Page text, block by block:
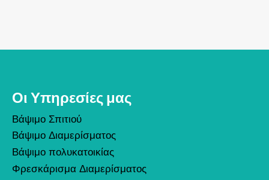
Οι Υπηρεσίες μας
Βάψιμο Σπιτιού
Βάψιμο Διαμερίσματος
Βάψιμο πολυκατοικίας
Φρεσκάρισμα Διαμερίσματος